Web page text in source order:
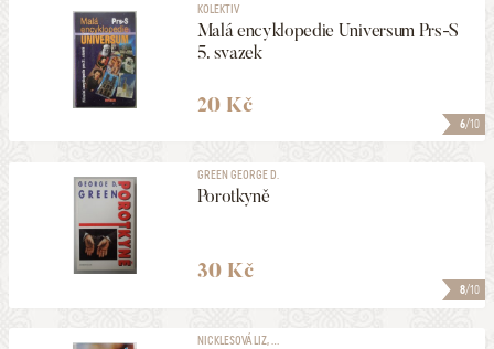
6/10
KOLEKTIV
Malá encyklopedie Universum Prs-S
5. svazek
20 Kč
8/10
GREEN GEORGE D.
Porotkyně
30 Kč
NICKLESOVÁ LIZ, ...